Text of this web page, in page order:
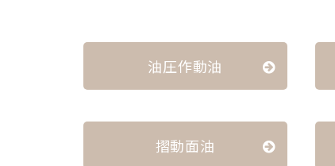
油圧作動油
摺動面油